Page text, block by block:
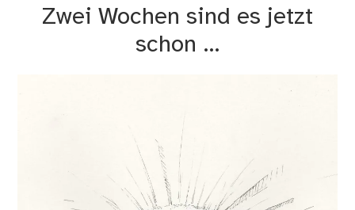
Zwei Wochen sind es jetzt
schon …